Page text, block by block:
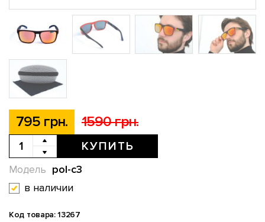
795 грн. 1590 грн.
КУПИТЬ
pol-c3
Модель
в наличии
Код товара: 13267